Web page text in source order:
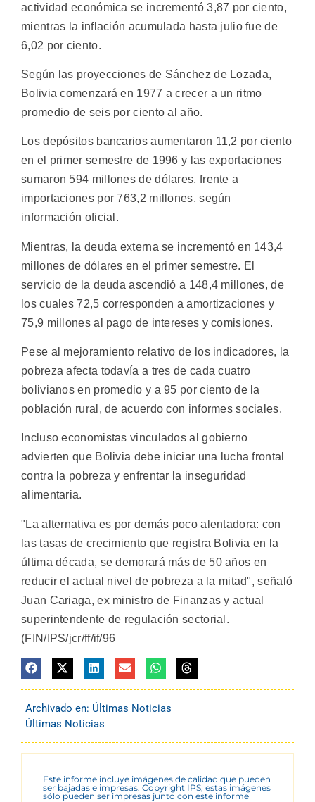
actividad económica se incrementó 3,87 por ciento,
mientras la inflación acumulada hasta julio fue de
6,02 por ciento.
Según las proyecciones de Sánchez de Lozada,
Bolivia comenzará en 1977 a crecer a un ritmo
promedio de seis por ciento al año.
Los depósitos bancarios aumentaron 11,2 por ciento
en el primer semestre de 1996 y las exportaciones
sumaron 594 millones de dólares, frente a
importaciones por 763,2 millones, según
información oficial.
Mientras, la deuda externa se incrementó en 143,4
millones de dólares en el primer semestre. El
servicio de la deuda ascendió a 148,4 millones, de
los cuales 72,5 corresponden a amortizaciones y
75,9 millones al pago de intereses y comisiones.
Pese al mejoramiento relativo de los indicadores, la
pobreza afecta todavía a tres de cada cuatro
bolivianos en promedio y a 95 por ciento de la
población rural, de acuerdo con informes sociales.
Incluso economistas vinculados al gobierno
advierten que Bolivia debe iniciar una lucha frontal
contra la pobreza y enfrentar la inseguridad
alimentaria.
"La alternativa es por demás poco alentadora: con
las tasas de crecimiento que registra Bolivia en la
última década, se demorará más de 50 años en
reducir el actual nivel de pobreza a la mitad", señaló
Juan Cariaga, ex ministro de Finanzas y actual
superintendente de regulación sectorial.
(FIN/IPS/jcr/ff/if/96
Archivado en: Últimas Noticias
Últimas Noticias
Este informe incluye imágenes de calidad que pueden
ser bajadas e impresas. Copyright IPS, estas imágenes
sólo pueden ser impresas junto con este informe